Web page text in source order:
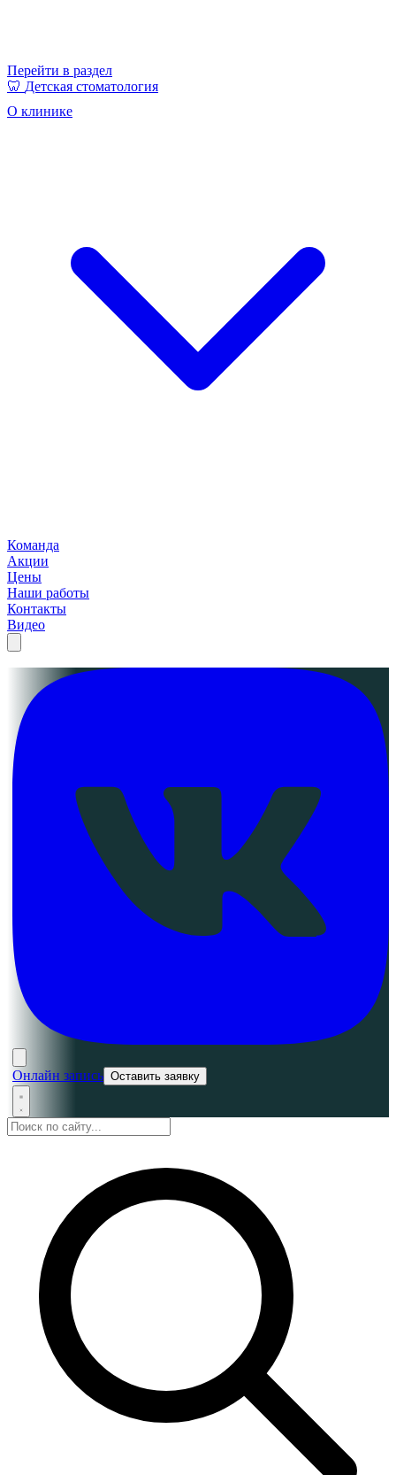
Перейти в раздел
🦷 Детская стоматология
О клинике
Команда
Акции
Цены
Наши работы
Контакты
Видео
Онлайн запись Оставить заявку